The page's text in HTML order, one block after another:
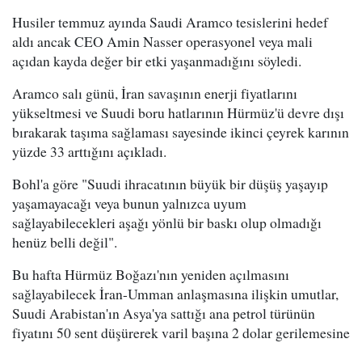
Husiler temmuz ayında Saudi Aramco tesislerini hedef
aldı ancak CEO Amin Nasser operasyonel veya mali
açıdan kayda değer bir etki yaşanmadığını söyledi.
Aramco salı günü, İran savaşının enerji fiyatlarını
yükseltmesi ve Suudi boru hatlarının Hürmüz'ü devre dışı
bırakarak taşıma sağlaması sayesinde ikinci çeyrek karının
yüzde 33 arttığını açıkladı.
Bohl'a göre "Suudi ihracatının büyük bir düşüş yaşayıp
yaşamayacağı veya bunun yalnızca uyum
sağlayabilecekleri aşağı yönlü bir baskı olup olmadığı
henüz belli değil".
Bu hafta Hürmüz Boğazı'nın yeniden açılmasını
sağlayabilecek İran-Umman anlaşmasına ilişkin umutlar,
Suudi Arabistan'ın Asya'ya sattığı ana petrol türünün
fiyatını 50 sent düşürerek varil başına 2 dolar gerilemesine